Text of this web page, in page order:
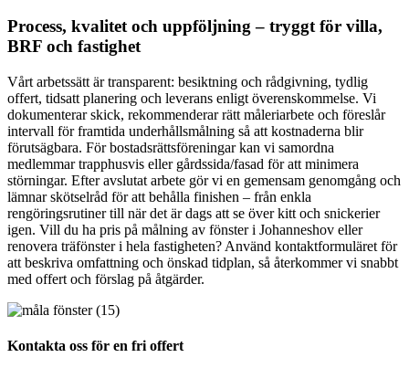
Process, kvalitet och uppföljning – tryggt för villa,
BRF och fastighet
Vårt arbetssätt är transparent: besiktning och rådgivning, tydlig
offert, tidsatt planering och leverans enligt överenskommelse. Vi
dokumenterar skick, rekommenderar rätt måleriarbete och föreslår
intervall för framtida underhållsmålning så att kostnaderna blir
förutsägbara. För bostadsrättsföreningar kan vi samordna
medlemmar trapphusvis eller gårdssida/fasad för att minimera
störningar. Efter avslutat arbete gör vi en gemensam genomgång och
lämnar skötselråd för att behålla finishen – från enkla
rengöringsrutiner till när det är dags att se över kitt och snickerier
igen. Vill du ha pris på målning av fönster i Johanneshov eller
renovera träfönster i hela fastigheten? Använd kontaktformuläret för
att beskriva omfattning och önskad tidplan, så återkommer vi snabbt
med offert och förslag på åtgärder.
Kontakta oss för en fri offert